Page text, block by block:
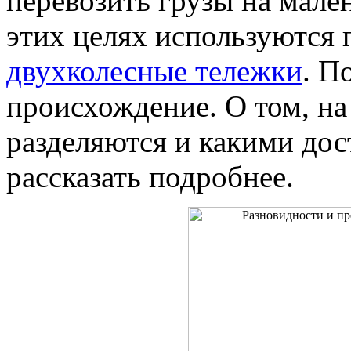
этих целях
двухколесные тележки.
происхождение. О том,
разделяются и какими
рассказать подробнее.